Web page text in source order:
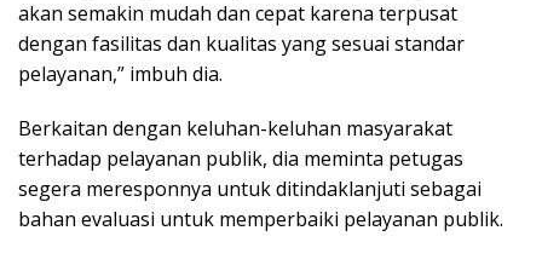
akan semakin mudah dan cepat karena terpusat
dengan fasilitas dan kualitas yang sesuai standar
pelayanan,” imbuh dia.
Berkaitan dengan keluhan-keluhan masyarakat
terhadap pelayanan publik, dia meminta petugas
segera meresponnya untuk ditindaklanjuti sebagai
bahan evaluasi untuk memperbaiki pelayanan publik.